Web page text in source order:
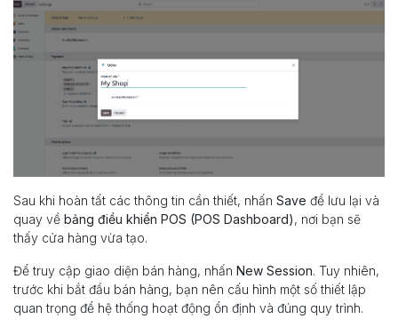
Sau khi hoàn tất các thông tin cần thiết, nhấn Save để lưu lại và
quay về bảng điều khiển POS (POS Dashboard), nơi bạn sẽ
thấy cửa hàng vừa tạo.
Để truy cập giao diện bán hàng, nhấn New Session. Tuy nhiên,
trước khi bắt đầu bán hàng, bạn nên cấu hình một số thiết lập
quan trọng để hệ thống hoạt động ổn định và đúng quy trình.